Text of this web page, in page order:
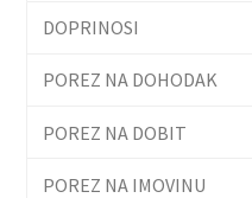
DOPRINOSI
POREZ NA DOHODAK
POREZ NA DOBIT
POREZ NA IMOVINU